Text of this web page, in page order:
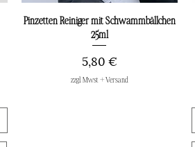
Schnellansicht
Pinzetten Reiniger mit Schwammbällchen
25ml
Preis
5,80 €
zzgl. Mwst + Versand